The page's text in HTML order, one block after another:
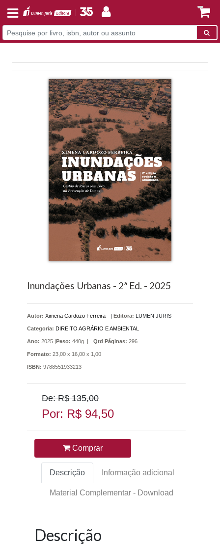
Inundações Urbanas - 2ª Ed. - 2025
Autor: Ximena Cardozo Ferreira | Editora: LUMEN JURIS
Categoria: DIREITO AGRÁRIO E AMBIENTAL
Ano: 2025 |Peso: 440g. | Qtd Páginas: 296
Formato: 23,00 x 16,00 x 1,00
ISBN: 9788551933213
De: R$ 135,00
Por: R$ 94,50
Comprar
Descrição Informação adicional
Material Complementar - Download
Descrição